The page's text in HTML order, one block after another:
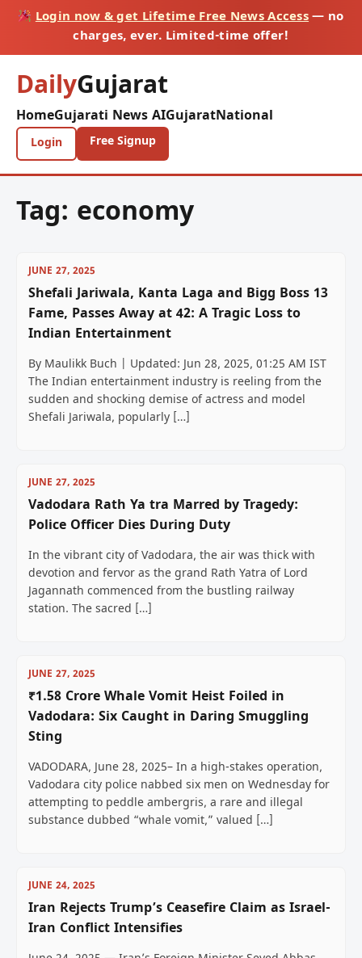
Login now & get Lifetime Free News Access — no
charges, ever. Limited-time offer!
DailyGujarat
HomeGujarati News AIGujaratNational
Login Free Signup
Tag: economy
JUNE 27, 2025
Shefali Jariwala, Kanta Laga and Bigg Boss 13
Fame, Passes Away at 42: A Tragic Loss to
Indian Entertainment
By Maulikk Buch | Updated: Jun 28, 2025, 01:25 AM IST
The Indian entertainment industry is reeling from the
sudden and shocking demise of actress and model
Shefali Jariwala, popularly […]
JUNE 27, 2025
Vadodara Rath Ya tra Marred by Tragedy:
Police Officer Dies During Duty
In the vibrant city of Vadodara, the air was thick with
devotion and fervor as the grand Rath Yatra of Lord
Jagannath commenced from the bustling railway
station. The sacred […]
JUNE 27, 2025
₹1.58 Crore Whale Vomit Heist Foiled in
Vadodara: Six Caught in Daring Smuggling
Sting
VADODARA, June 28, 2025– In a high-stakes operation,
Vadodara city police nabbed six men on Wednesday for
attempting to peddle ambergris, a rare and illegal
substance dubbed “whale vomit,” valued […]
JUNE 24, 2025
Iran Rejects Trump’s Ceasefire Claim as Israel-
Iran Conflict Intensifies